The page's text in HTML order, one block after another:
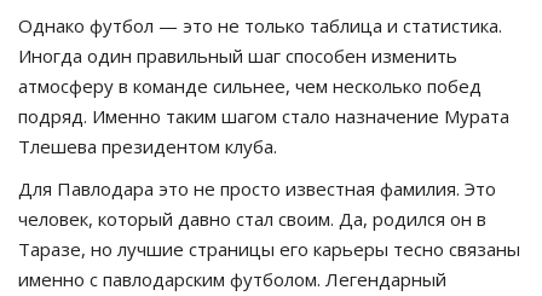
Однако футбол — это не только таблица и статистика.
Иногда один правильный шаг способен изменить
атмосферу в команде сильнее, чем несколько побед
подряд. Именно таким шагом стало назначение Мурата
Тлешева президентом клуба.
Для Павлодара это не просто известная фамилия. Это
человек, который давно стал своим. Да, родился он в
Таразе, но лучшие страницы его карьеры тесно связаны
именно с павлодарским футболом. Легендарный